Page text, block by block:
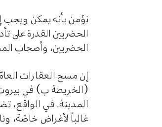
نؤمن بأنه يمكن ويجب
الحضريين القدرة على
الحضريين، وأصحاب
إن مسح العقارات
(الخريطة ب) في بيروت
المدينة. في الواقع،
غالباً لأغراض خاصّة،